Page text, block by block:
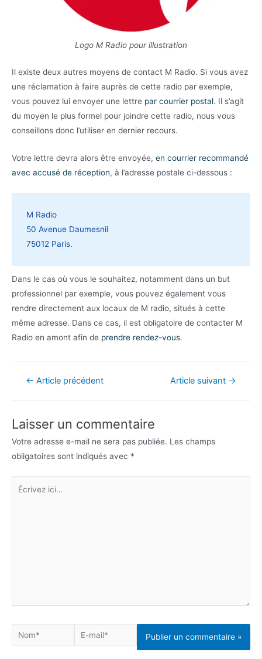
Logo M Radio pour illustration
Il existe deux autres moyens de contact M Radio. Si vous avez
une réclamation à faire auprès de cette radio par exemple,
vous pouvez lui envoyer une lettre par courrier postal. Il s’agit
du moyen le plus formel pour joindre cette radio, nous vous
conseillons donc l’utiliser en dernier recours.
Votre lettre devra alors être envoyée, en courrier recommandé
avec accusé de réception, à l’adresse postale ci-dessous :
M Radio
50 Avenue Daumesnil
75012 Paris.
Dans le cas où vous le souhaitez, notamment dans un but
professionnel par exemple, vous pouvez également vous
rendre directement aux locaux de M radio, situés à cette
même adresse. Dans ce cas, il est obligatoire de contacter M
Radio en amont afin de prendre rendez-vous.
Navigation
← Article précédent Article suivant →
Laisser un commentaire
Votre adresse e-mail ne sera pas publiée. Les champs
obligatoires sont indiqués avec *
Écrivez
Nom*
E-
mail*